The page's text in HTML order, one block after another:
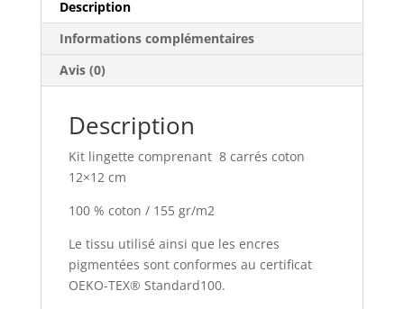
Description
Informations complémentaires
Avis (0)
Description
Kit lingette comprenant 8 carrés coton
12×12 cm
100 % coton / 155 gr/m2
Le tissu utilisé ainsi que les encres
pigmentées sont conformes au certificat
OEKO-TEX® Standard100.